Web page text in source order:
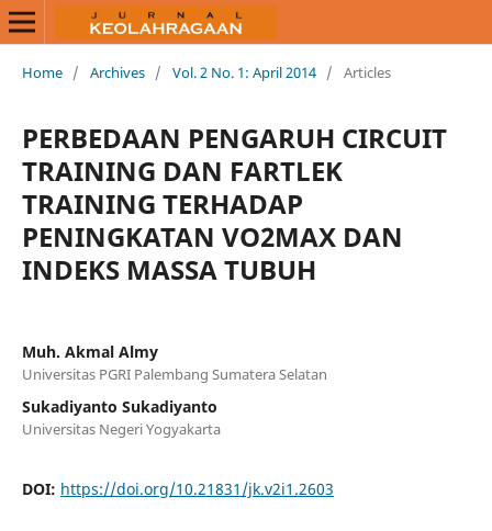
Home / Archives / Vol. 2 No. 1: April 2014 / Articles
PERBEDAAN PENGARUH CIRCUIT
TRAINING DAN FARTLEK
TRAINING TERHADAP
PENINGKATAN VO2MAX DAN
INDEKS MASSA TUBUH
Muh. Akmal Almy
Universitas PGRI Palembang Sumatera Selatan
Sukadiyanto Sukadiyanto
Universitas Negeri Yogyakarta
DOI: https://doi.org/10.21831/jk.v2i1.2603